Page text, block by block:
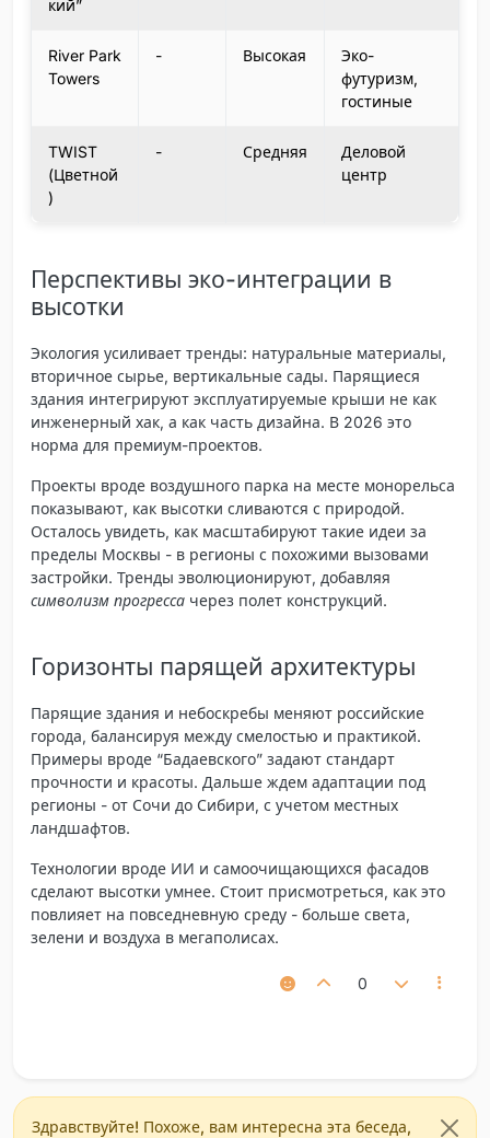
кий”
River Park
Towers
- Высокая
Эко-
футуризм,
гостиные
TWIST
(Цветной
)
- Средняя
Деловой
центр
Перспективы эко-интеграции в
высотки
Экология усиливает тренды: натуральные материалы,
вторичное сырье, вертикальные сады. Парящиеся
здания интегрируют эксплуатируемые крыши не как
инженерный хак, а как часть дизайна. В 2026 это
норма для премиум-проектов.
Проекты вроде воздушного парка на месте монорельса
показывают, как высотки сливаются с природой.
Осталось увидеть, как масштабируют такие идеи за
пределы Москвы - в регионы с похожими вызовами
застройки. Тренды эволюционируют, добавляя
символизм прогресса через полет конструкций.
Горизонты парящей архитектуры
Парящие здания и небоскребы меняют российские
города, балансируя между смелостью и практикой.
Примеры вроде “Бадаевского” задают стандарт
прочности и красоты. Дальше ждем адаптации под
регионы - от Сочи до Сибири, с учетом местных
ландшафтов.
Технологии вроде ИИ и самоочищающихся фасадов
сделают высотки умнее. Стоит присмотреться, как это
повлияет на повседневную среду - больше света,
зелени и воздуха в мегаполисах.
0
Здравствуйте! Похоже, вам интересна эта беседа,